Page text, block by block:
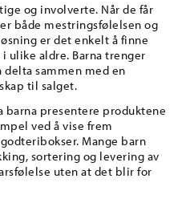
og involverte. Når de får
både mestringsfølelsen og
er det enkelt å finne
ulike aldre. Barna trenger
delta sammen med en
til salget.
barna presentere produktene
ved å vise frem
Mange barn
sortering og levering av
uten at det blir for